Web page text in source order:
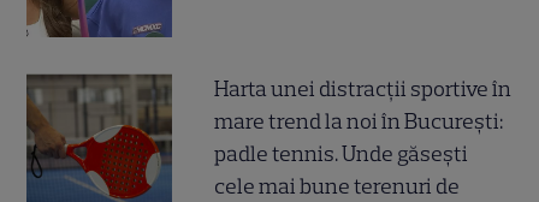
Harta unei distracții sportive în
mare trend la noi în București:
padle tennis. Unde găsești
cele mai bune terenuri de